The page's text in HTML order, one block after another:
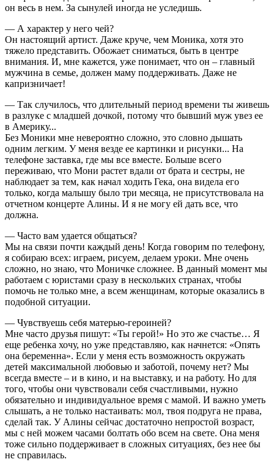
он весь в нем. За сынулей иногда не уследишь.
— А характер у него чей?
Он настоящий артист. Даже круче, чем Моника, хотя это
тяжело представить. Обожает сниматься, быть в центре
внимания. И, мне кажется, уже понимает, что он – главный
мужчина в семье, должен маму поддерживать. Даже не
капризничает!
— Так случилось, что длительный период времени ты живешь
в разлуке с младшей дочкой, потому что бывший муж увез ее
в Америку...
Без Моники мне невероятно сложно, это словно дышать
одним легким. У меня везде ее картинки и рисунки... На
телефоне заставка, где мы все вместе. Больше всего
переживаю, что Мони растет вдали от брата и сестры, не
наблюдает за тем, как начал ходить Гека, она видела его
только, когда малышу было три месяца, не присутствовала на
отчетном концерте Алины. И я не могу ей дать все, что
должна.
— Часто вам удается общаться?
Мы на связи почти каждый день! Когда говорим по телефону,
я собираю всех: играем, рисуем, делаем уроки. Мне очень
сложно, но знаю, что Моничке сложнее. В данный момент мы
работаем с юристами сразу в нескольких странах, чтобы
помочь не только мне, а всем женщинам, которые оказались в
подобной ситуации.
— Чувствуешь себя матерью-героиней?
Мне часто друзья пишут: «Ты герой!» Но это же счастье… Я
еще ребенка хочу, но уже представляю, как начнется: «Опять
она беременна». Если у меня есть возможность окружать
детей максимальной любовью и заботой, почему нет? Мы
всегда вместе – и в кино, и на выставку, и на работу. Но для
того, чтобы они чувствовали себя счастливыми, нужно
обязательно и индивидуальное время с мамой. И важно уметь
слышать, а не только настаивать: мол, твоя подруга не права,
сделай так. У Алины сейчас достаточно непростой возраст,
мы с ней можем часами болтать обо всем на свете. Она меня
тоже сильно поддерживает в сложных ситуациях, без нее бы
не справилась.